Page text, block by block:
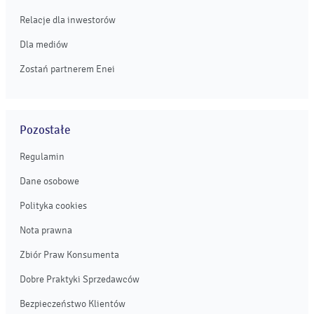
Relacje dla inwestorów
Dla mediów
Zostań partnerem Enei
Pozostałe
Regulamin
Dane osobowe
Polityka cookies
Nota prawna
Zbiór Praw Konsumenta
Dobre Praktyki Sprzedawców
Bezpieczeństwo Klientów